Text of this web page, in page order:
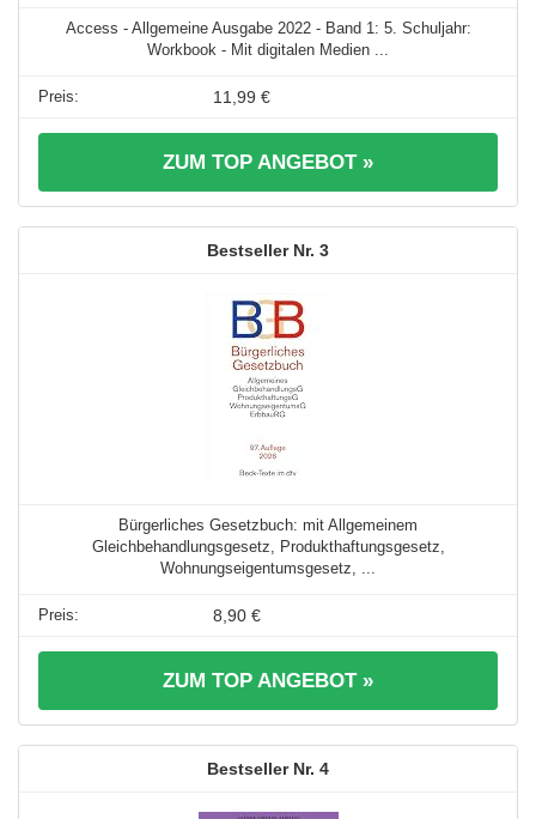
Access - Allgemeine Ausgabe 2022 - Band 1: 5. Schuljahr:
Workbook - Mit digitalen Medien ...
11,99 €
ZUM TOP ANGEBOT »
3
Bürgerliches Gesetzbuch: mit Allgemeinem
Gleichbehandlungsgesetz, Produkthaftungsgesetz,
Wohnungseigentumsgesetz, ...
8,90 €
ZUM TOP ANGEBOT »
4